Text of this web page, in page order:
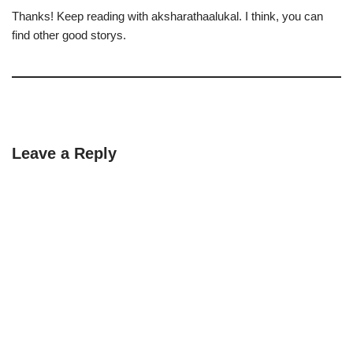
Thanks! Keep reading with aksharathaalukal. I think, you can
find other good storys.
Leave a Reply